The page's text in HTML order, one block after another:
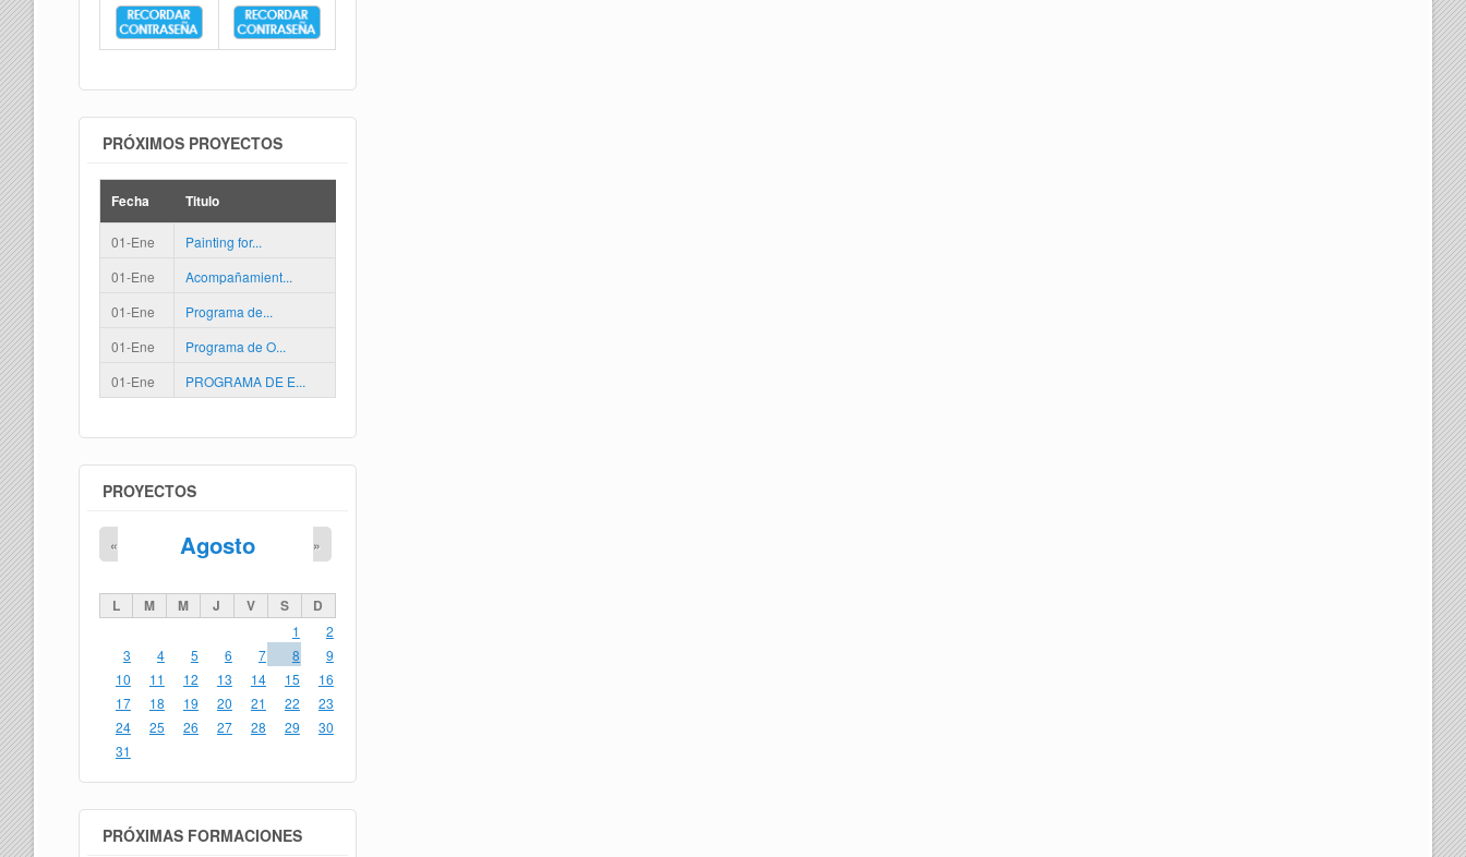
PRÓXIMOS PROYECTOS
Fecha Titulo
01-Ene
Painting for...
01-Ene
Acompañamient...
01-Ene
Programa de...
01-Ene
Programa de O...
01-Ene
PROGRAMA DE E...
PROYECTOS
Agosto
« »
L M M J V S D
1
2
3
4 5 6 7 8
9
10
11 12 13 14 15
16
17
18 19 20 21 22
23
24
25 26 27 28 29
30
31
PRÓXIMAS FORMACIONES